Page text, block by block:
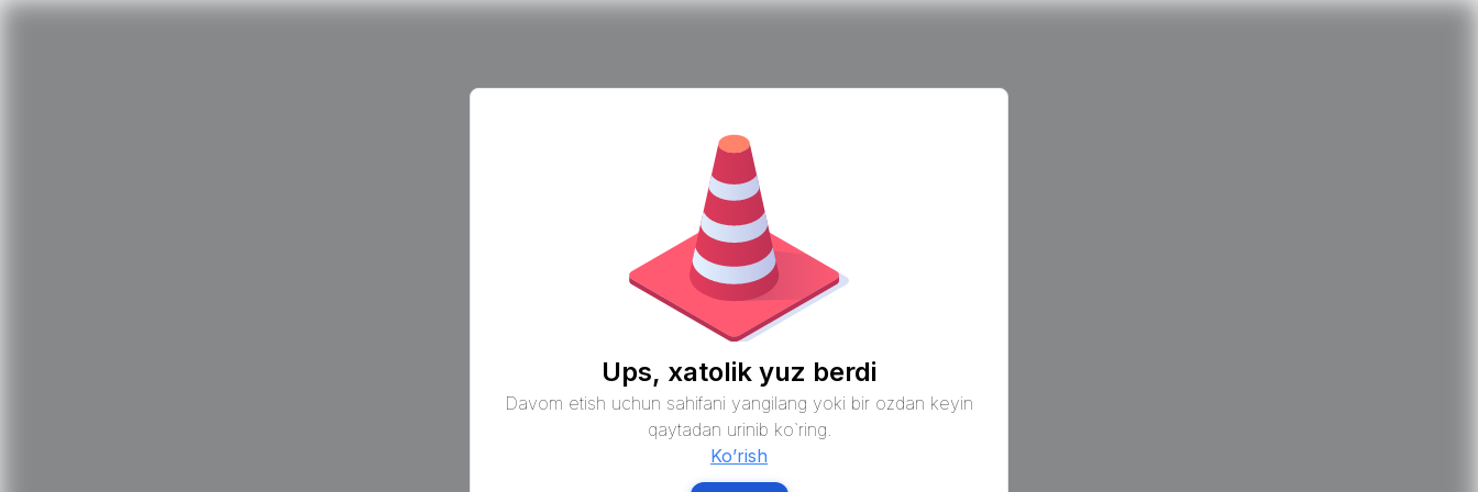
Ups, xatolik yuz berdi
Davom etish uchun sahifani yangilang yoki bir ozdan keyin
qaytadan urinib ko`ring.
Ko’rish